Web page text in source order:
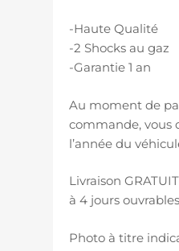
-Haute Qualité
-2 Shocks au gaz
-Garantie 1 an
Au moment de
commande, vous
l’année du
Livraison
à 4 jours ouvrables
Photo à titre